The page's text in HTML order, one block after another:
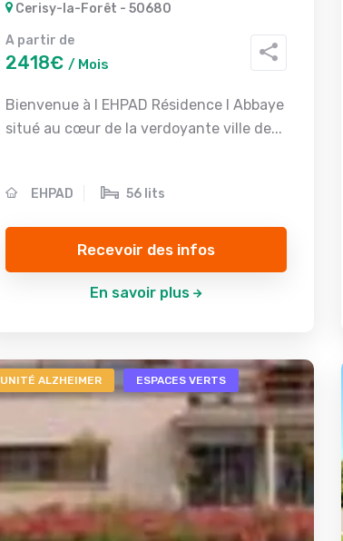
Cerisy-la-Forêt - 50680
A partir de
2418€ / Mois
Bienvenue à l EHPAD Résidence l Abbaye
situé au cœur de la verdoyante ville de...
EHPAD 56 lits
Recevoir des infos
En savoir plus
UNITÉ ALZHEIMER ESPACES VERTS